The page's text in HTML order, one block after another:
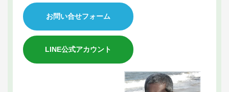
お問い合せフォーム
LINE公式アカウント